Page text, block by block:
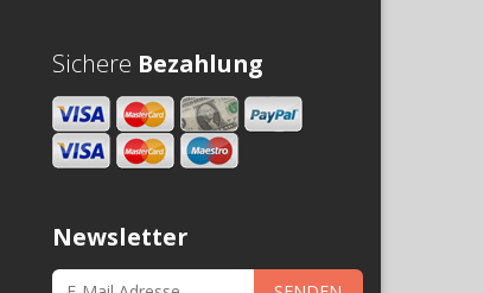
Sichere Bezahlung
Newsletter